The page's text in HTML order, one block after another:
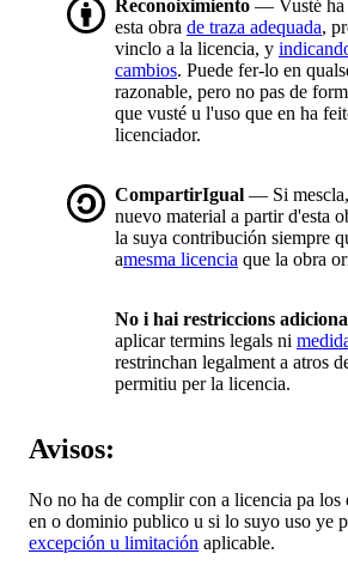
Reconoiximiento — Vusté ha
esta obra de traza adequada,
vinclo a la licencia, y
cambios. Puede fer-lo en
razonable, pero no pas de
que vusté u l'uso que en ha
licenciador.
CompartirIgual — Si
nuevo material a partir d'esta
la suya contribución siempre
amesma licencia que la obra
No i hai restriccions
aplicar termins legals ni
restrinchan legalment a atros
permitiu per la licencia.
Avisos:
No no ha de complir con a licencia pa los
en o dominio publico u si lo suyo uso ye
excepción u limitación aplicable.